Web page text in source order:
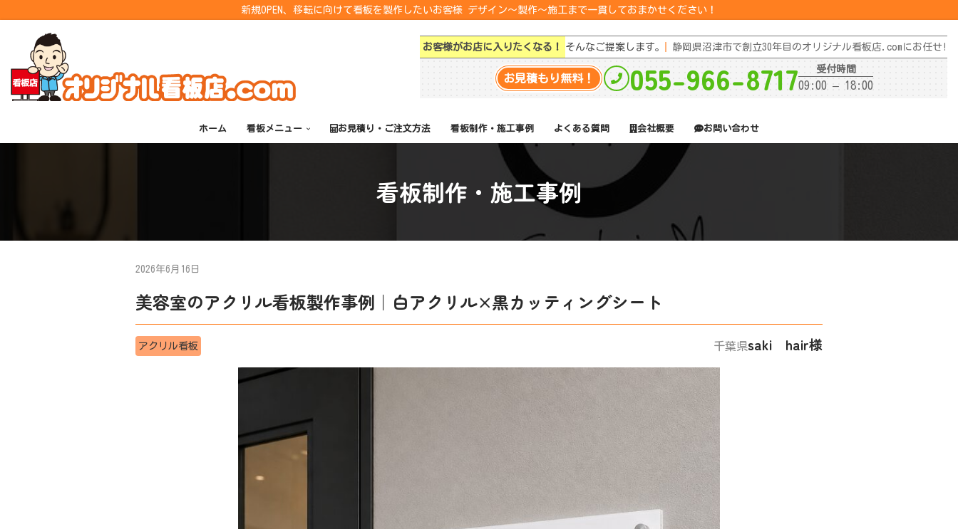
新規OPEN、移転に向けて看板を製作したいお客様 デザイン～製作～施工まで一貫しておまかせください！
テ
ン
お客様がお店に入りたくなる！ そんなご提案します。 静岡県沼津市で創立30年目のオリジナル看板店.comにお任せ!
お見積もり無料！ 055-966-8717 受付時間
09:00 – 18:00
ホーム 看板メニュー お見積り・ご注文方法 看板制作・施工事例 よくある質問 会社概要 お問い合わせ
看板制作・施工事例
2026年6月16日
美容室のアクリル看板製作事例｜白アクリル×黒カッティングシート
アクリル看板 千葉県saki hair様